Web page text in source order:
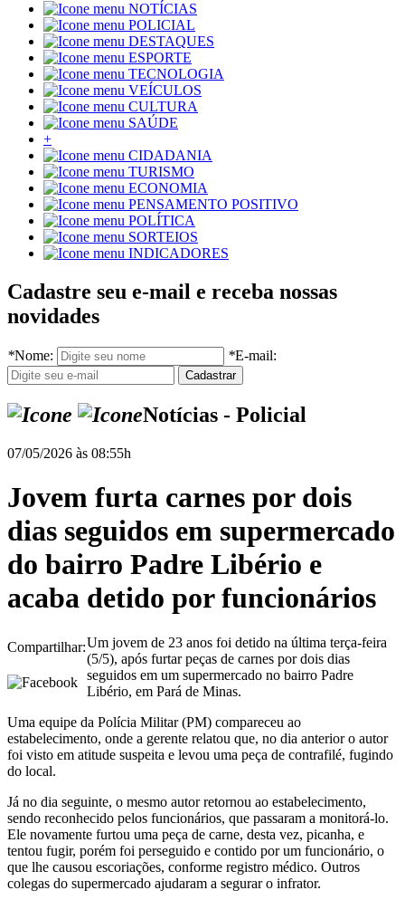
NOTÍCIAS
POLICIAL
DESTAQUES
ESPORTE
TECNOLOGIA
VEÍCULOS
CULTURA
SAÚDE
+
CIDADANIA
TURISMO
ECONOMIA
PENSAMENTO POSITIVO
POLÍTICA
SORTEIOS
INDICADORES
Cadastre seu e-mail e receba nossas
novidades
*Nome: *E-mail:
Notícias - Policial
07/05/2026 às 08:55h
Jovem furta carnes por dois
dias seguidos em supermercado
do bairro Padre Libério e
acaba detido por funcionários
Compartilhar:Um jovem de 23 anos foi detido na última terça-feira
(5/5), após furtar peças de carnes por dois dias
seguidos em um supermercado no bairro Padre
Libério, em Pará de Minas.
Uma equipe da Polícia Militar (PM) compareceu ao
estabelecimento, onde a gerente relatou que, no dia anterior o autor
foi visto em atitude suspeita e levou uma peça de contrafilé, fugindo
do local.
Já no dia seguinte, o mesmo autor retornou ao estabelecimento,
sendo reconhecido pelos funcionários, que passaram a monitorá-lo.
Ele novamente furtou uma peça de carne, desta vez, picanha, e
tentou fugir, porém foi perseguido e contido por um funcionário, o
que lhe causou escoriações, conforme registro médico. Outros
colegas do supermercado ajudaram a segurar o infrator.